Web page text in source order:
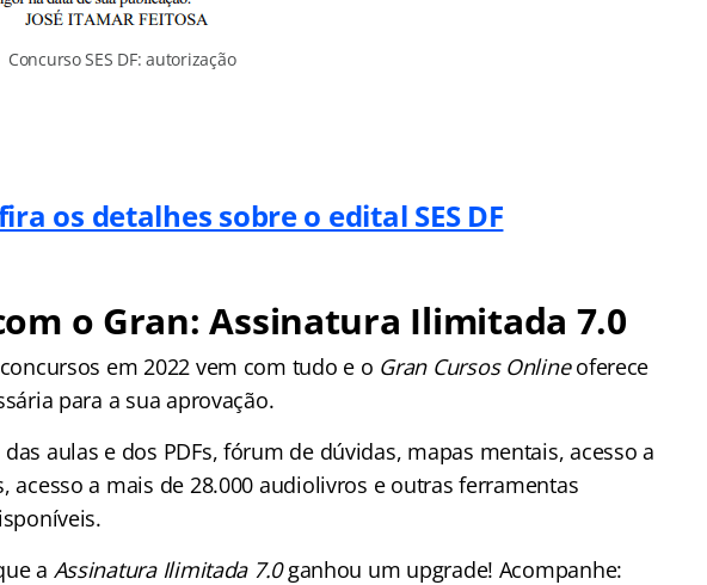
Concurso SES DF: autorização
os detalhes sobre o edital SES DF
o Gran: Assinatura Ilimitada 7.0
em 2022 vem com tudo e o Gran Cursos Onlineoferece
para a sua aprovação.
aulas e dos PDFs, fórum de dúvidas, mapas mentais, acesso a
acesso a mais de 28.000 audiolivros e outras ferramentas
a Assinatura Ilimitada 7.0ganhou um upgrade! Acompanhe: